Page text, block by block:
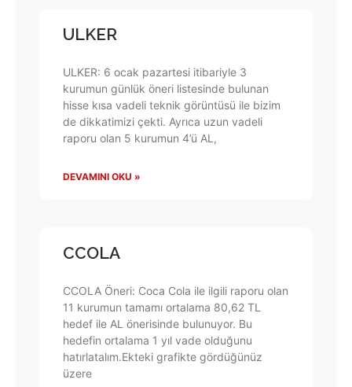
ULKER
ULKER: 6 ocak pazartesi itibariyle 3
kurumun günlük öneri listesinde bulunan
hisse kısa vadeli teknik görüntüsü ile bizim
de dikkatimizi çekti. Ayrıca uzun vadeli
raporu olan 5 kurumun 4’ü AL,
DEVAMINI OKU »
CCOLA
CCOLA Öneri: Coca Cola ile ilgili raporu olan
11 kurumun tamamı ortalama 80,62 TL
hedef ile AL önerisinde bulunuyor. Bu
hedefin ortalama 1 yıl vade olduğunu
hatırlatalım.Ekteki grafikte gördüğünüz
üzere